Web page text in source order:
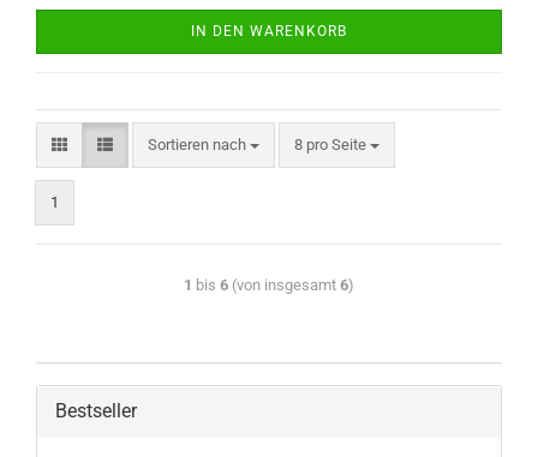
IN DEN WARENKORB
Sortieren nach 8 pro Seite
1
1 bis 6 (von insgesamt 6)
Bestseller